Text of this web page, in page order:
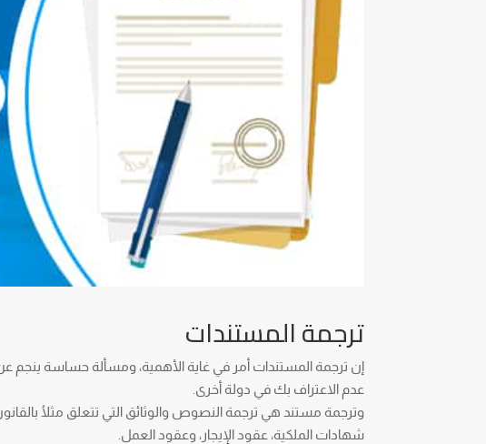
ترجمة المستندات
إن ترجمة المستندات أمر في غاية الأهمية، ومسألة حساسة ينجم
عدم الاعتراف بك في دولة أخرى.
وترجمة مستند هي ترجمة النصوص والوثائق التي تتعلق مثلُا
شهادات الملكية، عقود الإيجار، وعقود العمل.